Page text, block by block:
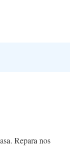
Repara nos